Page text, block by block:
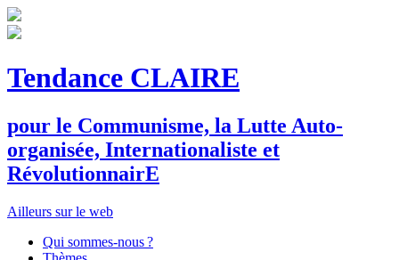
Tendance CLAIRE
pour le Communisme, la Lutte Auto-
organisée, Internationaliste et
RévolutionnairE
Ailleurs sur le web
Qui sommes-nous ?